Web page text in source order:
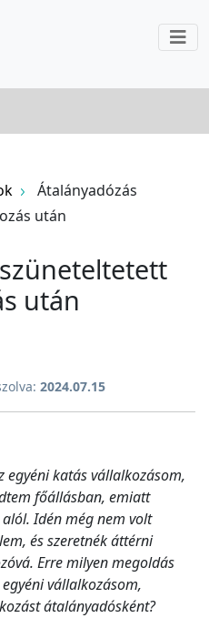
Átalányadózás
után
után
2024.07.15
egyéni katás vállalkozásom,
főállásban, emiatt
Idén még nem volt
és szeretnék áttérni
Erre milyen megoldás
vállalkozásom,
átalányadósként?